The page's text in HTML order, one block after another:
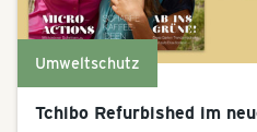
Umweltschutz
Tchibo Refurbished im